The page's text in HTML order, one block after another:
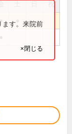
祝
●ます。来院前
×閉じる